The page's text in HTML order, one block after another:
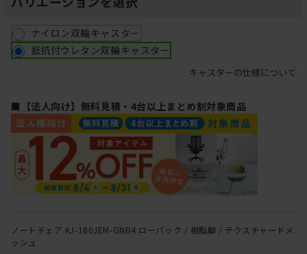
ナイロン双輪キャスター
抵抗付ウレタン双輪キャスター
キャスターの仕様について
■【法人向け】無料見積・4台以上まとめ割対象商品
ノートチェア KJ-180JEM-GNB4 ローバック / 樹脂脚 / テクスチャードメ
ッシュ